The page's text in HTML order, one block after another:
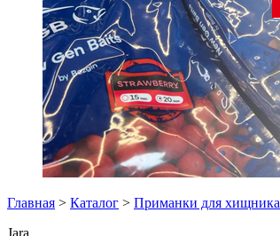
Главная > Каталог > Приманки для хищника
Jara